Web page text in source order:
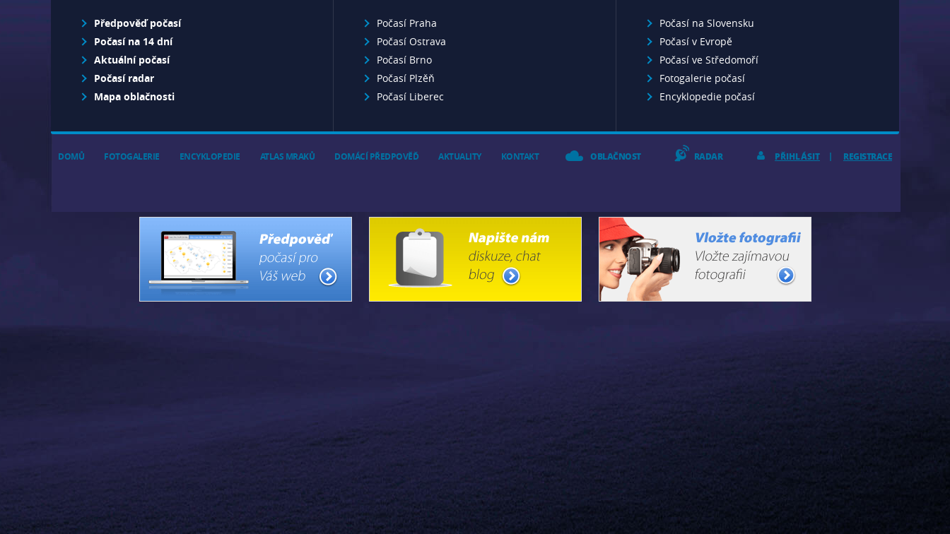
Předpověď počasí
Počasí na 14 dní
Aktuální počasí
Počasí radar
Mapa oblačnosti
Počasí Praha
Počasí Ostrava
Počasí Brno
Počasí Plzěň
Počasí Liberec
Počasí na Slovensku
Počasí v Evropě
Počasí ve Středomoří
Fotogalerie počasí
Encyklopedie počasí
DOMŮ FOTOGALERIE ENCYKLOPEDIE ATLAS MRAKŮ DOMÁCÍ PŘEDPOVĚĎ AKTUALITY KONTAKT OBLAČNOST RADAR REGISTRACE
PŘIHLÁSIT